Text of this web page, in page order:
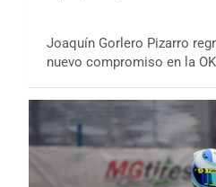
Joaquín Gorlero Pizarro
nuevo compromiso en la